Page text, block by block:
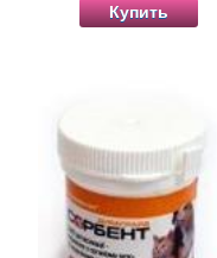
Купить
Одяг та взуття
Післяопераційні
матеріали
Подарункові